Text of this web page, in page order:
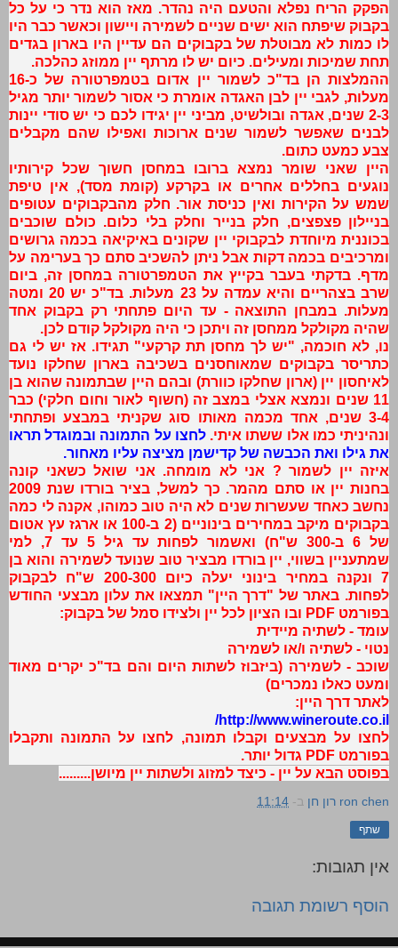
הפקק הריח נפלא והטעם היה נהדר. מאז הוא נדר כי על כל
בקבוק שיפתח הוא ישים שניים לשמירה ויישון וכאשר כבר היו
לו כמות לא מבוטלת של בקבוקים הם עדיין היו בארון בגדים
תחת שמיכות ומעילים. כיום יש לו מרתף יין ממוזג כהלכה.
ההמלצות הן בד"כ לשמור יין אדום בטמפרטורה של כ-16
מעלות, לגבי יין לבן האגדה אומרת כי אסור לשמור יותר מגיל
2-3 שנים, אגדה ובולשיט, מביני יין יגידו לכם כי יש סודי יינות
לבנים שאפשר לשמור שנים ארוכות ואפילו שהם מקבלים
צבע כמעט כתום.
היין שאני שומר נמצא ברובו במחסן חשוך שכל קירותיו
נוגעים בחללים אחרים או בקרקע (קומת מסד), אין טיפת
שמש על הקירות ואין כניסת אור. חלק מהבקבוקים עטופים
בניילון פצפצים, חלק בנייר וחלק בלי כלום. כולם שוכבים
בכוננית מיוחדת לבקבוקי יין שקונים באיקיאה בכמה גרושים
ומרכיבים בכמה דקות אבל ניתן להשכיב סתם כך בערימה על
מדף. בדקתי בעבר בקייץ את הטמפרטורה במחסן זה, ביום
שרב בצהריים והיא עמדה על 23 מעלות. בד"כ יש 20 ומטה
מעלות. במבחן התוצאה - עד היום פתחתי רק בקבוק אחד
שהיה מקולקל ממחסן זה ויתכן כי היה מקולקל קודם לכן.
נו, לא חוכמה, "יש לך מחסן תת קרקעי" תגידו. אז יש לי גם
כתריסר בקבוקים שמאוחסנים בשכיבה בארון שחלקו נועד
לאיחסון יין (ארון שחלקו כוורת) ובהם היין שבתמונה שהוא בן
11 שנים ונמצא אצלי במצב זה (חשוף לאור וחום חלקי) כבר
3-4 שנים, אחד מכמה מאותו סוג שקניתי במבצע ופתחתי
ונהיניתי כמו אלו ששתו איתי.לחצו על התמונה ובמוגדל תראו
את גילו ואת הכבשה של קדישמן מציצה עליו מאחור.
איזה יין לשמור ? אני לא מומחה. אני שואל כשאני קונה
בחנות יין או סתם מהמר. כך למשל, בציר בורדו שנת 2009
נחשב כאחד שעשרות שנים לא היה טוב כמוהו, אקנה לי כמה
בקבוקים מיקב במחירים בינוניים (2 ב-100 או ארגז עץ אטום
של 6 ב-300 ש"ח) ואשמור לפחות עד גיל 5 עד 7, למי
שמתעניין בשווי, יין בורדו מבציר טוב שנועד לשמירה והוא בן
7 ונקנה במחיר בינוני יעלה כיום 200-300 ש"ח לבקבוק
לפחות. באתר של "דרך היין" תמצאו את עלון מבצעי החודש
בפורמט PDF ובו הציון לכל יין ולצידו סמל של בקבוק:
עומד - לשתיה מיידית
נטוי - לשתיה ו/או לשמירה
שוכב - לשמירה (ביזבוז לשתות היום והם בד"כ יקרים מאוד
ומעט כאלו נמכרים)
לאתר דרך היין:
http://www.wineroute.co.il/
לחצו על מבצעים וקבלו תמונה, לחצו על התמונה ותקבלו
בפורמט PDF גדול יותר.
בפוסט הבא על יין - כיצד למזוג ולשתות יין מיושן.........
ron chen רון חן ב- 11:14
שתף
אין תגובות:
הוסף רשומת תגובה